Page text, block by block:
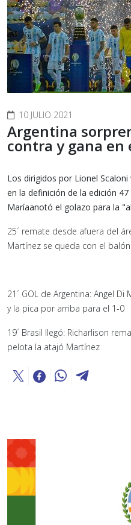
10 JULIO 2021
Argentina
contra y gana en
Los dirigidos por Lionel
en la definición de la edición
Maríaanotó el golazo para la
25´ remate desde afuera del
Martínez se queda con el balón
21´ GOL de Argentina: Angel
y la pica por arriba para el 1-0
19´ Brasil llegó: Richarlison
pelota la atajó Martínez